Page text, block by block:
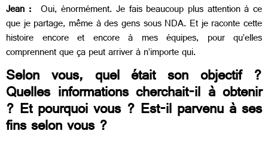
Jean :Oui, énormément. Je fais beaucoup plus attention à ce
que je partage, même à des gens sous NDA. Et je raconte cette
histoire encore et encore à mes équipes, pour qu’elles
comprennent que ça peut arriver à n’importe qui.
Selon vous, quel était son objectif ?
Quelles informations cherchait-il à obtenir
? Et pourquoi vous ? Est-il parvenu à ses
fins selon vous ?